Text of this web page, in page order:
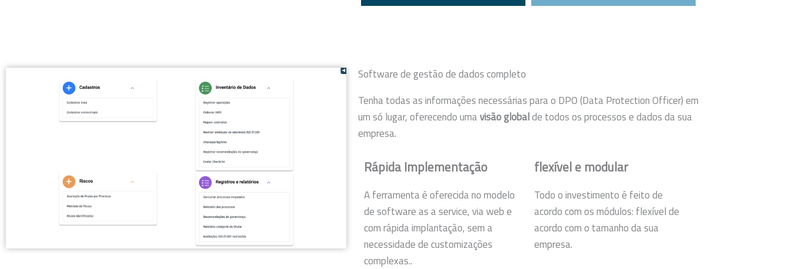
Software de gestão de dados completo
Tenha todas as informações necessárias para o DPO (Data Protection Officer) em
um só lugar, oferecendo umavisão globalde todos os processos e dados da sua
empresa.
Rápida Implementação
A ferramenta é oferecida no modelo
de software as a service, via web e
com rápida implantação, sem a
necessidade de customizações
complexas..
flexível e modular
Todo o investimento é feito de
acordo com os módulos: flexível de
acordo com o tamanho da sua
empresa.